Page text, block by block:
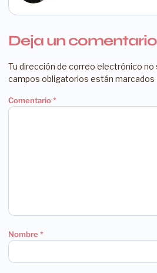
Deja un comentario
Tu dirección de correo electrónico no
campos obligatorios están marcados
Comentario*
Nombre *